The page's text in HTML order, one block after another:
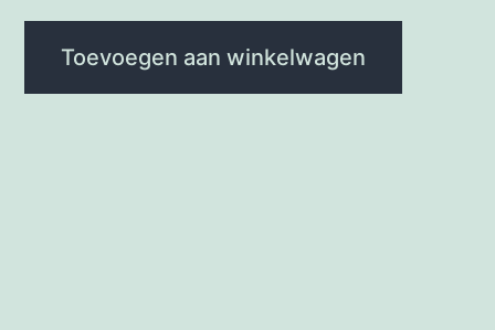
Toevoegen aan winkelwagen